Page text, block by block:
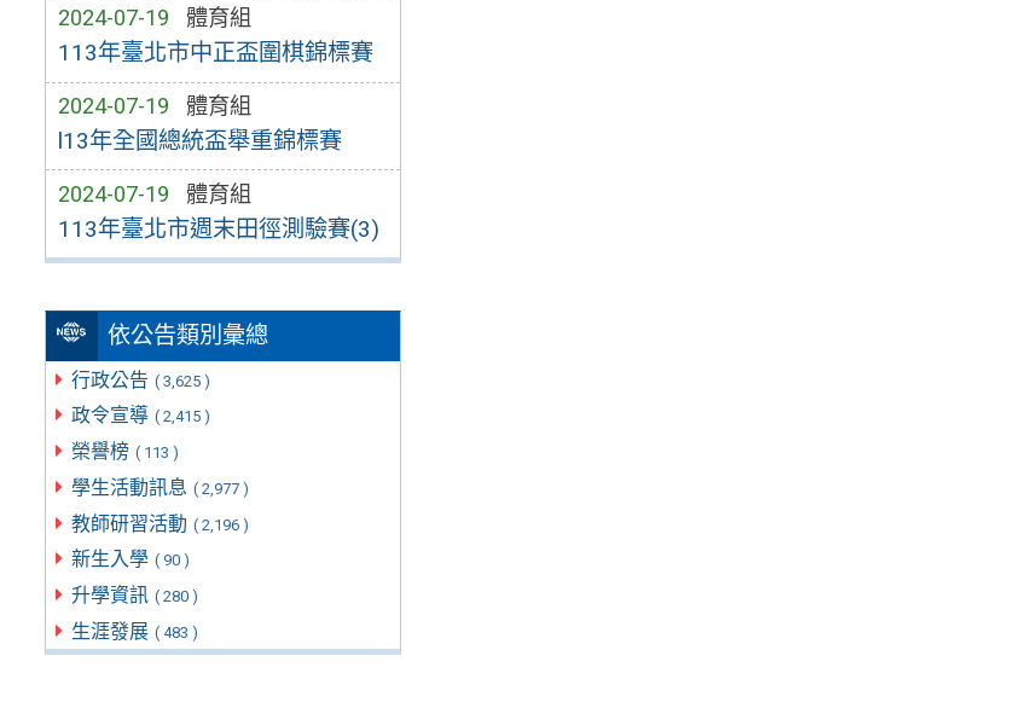
2024-07-19 體育組
113年臺北市中正盃圍棋錦標賽
2024-07-19 體育組
l13年全國總統盃舉重錦標賽
2024-07-19 體育組
113年臺北市週末田徑測驗賽(3)
依公告類別彙總
行政公告 ( 3,625 )
政令宣導 ( 2,415 )
榮譽榜 ( 113 )
學生活動訊息 ( 2,977 )
教師研習活動 ( 2,196 )
新生入學 ( 90 )
升學資訊 ( 280 )
生涯發展 ( 483 )